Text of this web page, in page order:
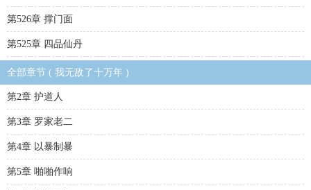
第526章 撑门面
第525章 四品仙丹
全部章节 ( 我无敌了十万年 )
第2章 护道人
第3章 罗家老二
第4章 以暴制暴
第5章 啪啪作响